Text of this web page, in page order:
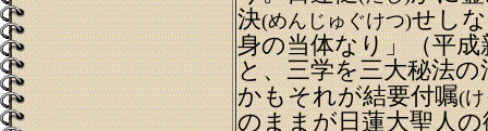
決(めんじゅぐけつ)せし
身の当体なり」（平
と、三学を三大秘法の
かもそれが結要付嘱(
のままが日蓮大聖人の